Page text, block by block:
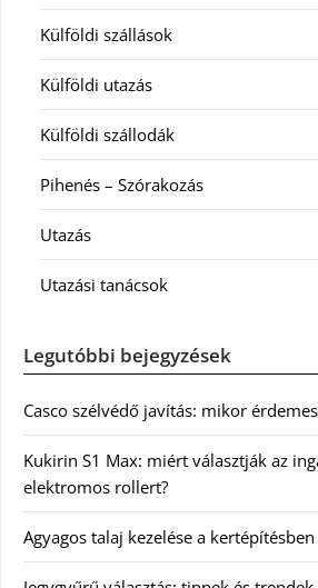
Külföldi szállások
Külföldi utazás
Külföldi szállodák
Pihenés – Szórakozás
Utazás
Utazási tanácsok
Legutóbbi bejegyzések
Casco szélvédő javítás: mikor
Kukirin S1 Max: miért választják az
elektromos rollert?
Agyagos talaj kezelése a